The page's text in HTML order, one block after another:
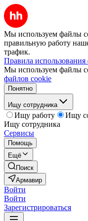
Мы используем файлы
правильную работу
трафик.
Правила
Мы используем файлы
файлов cookie
Понятно
Ищу сотрудника
Ищу работу
Ищу
Ищу сотрудника
Сервисы
Помощь
Ещё
Поиск
Армавир
Войти
Войти
Зарегистрироваться